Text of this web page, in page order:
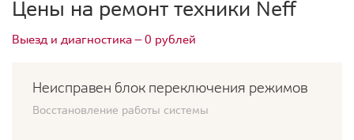
Цены на ремонт техники Neff
Выезд и диагностика — 0 рублей
Неисправен блок переключения режимов
Восстановление работы системы